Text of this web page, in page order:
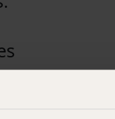
com amigos
opções para